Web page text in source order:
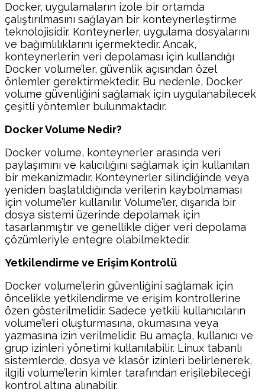
Docker, uygulamaların izole bir ortamda
çalıştırılmasını sağlayan bir konteynerleştirme
teknolojisidir. Konteynerler, uygulama dosyalarını
ve bağımlılıklarını içermektedir. Ancak,
konteynerlerin veri depolaması için kullandığı
Docker volume’ler, güvenlik açısından özel
önlemler gerektirmektedir. Bu nedenle, Docker
volume güvenliğini sağlamak için uygulanabilecek
çeşitli yöntemler bulunmaktadır.
Docker Volume Nedir?
Docker volume, konteynerler arasında veri
paylaşımını ve kalıcılığını sağlamak için kullanılan
bir mekanizmadır. Konteynerler silindiğinde veya
yeniden başlatıldığında verilerin kaybolmaması
için volume’ler kullanılır. Volume’ler, dışarıda bir
dosya sistemi üzerinde depolamak için
tasarlanmıştır ve genellikle diğer veri depolama
çözümleriyle entegre olabilmektedir.
Yetkilendirme ve Erişim Kontrolü
Docker volume’lerin güvenliğini sağlamak için
öncelikle yetkilendirme ve erişim kontrollerine
özen gösterilmelidir. Sadece yetkili kullanıcıların
volume’leri oluşturmasına, okumasına veya
yazmasına izin verilmelidir. Bu amaçla, kullanıcı ve
grup izinleri yönetimi kullanılabilir. Linux tabanlı
sistemlerde, dosya ve klasör izinleri belirlenerek,
ilgili volume’lerin kimler tarafından erişilebileceği
kontrol altına alınabilir.